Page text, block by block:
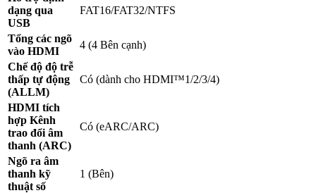
dạng qua
USB
FAT16/FAT32/NTFS
Tổng các ngõ
vào HDMI
4 (4 Bên cạnh)
Chế độ độ trễ
thấp tự động
(ALLM)
Có (dành cho HDMI™1/2/3/4)
HDMI tích
hợp Kênh
trao đổi âm
thanh (ARC)
Có (eARC/ARC)
Ngõ ra âm
thanh kỹ
thuật số
1 (Bên)